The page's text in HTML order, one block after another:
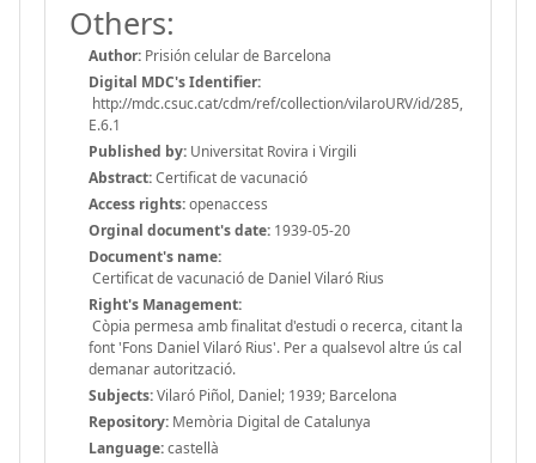
Others:
Author: Prisión celular de Barcelona
Digital MDC's Identifier:
http://mdc.csuc.cat/cdm/ref/collection/vilaroURV/id/285,
E.6.1
Published by: Universitat Rovira i Virgili
Abstract:Certificat de vacunació
Access rights:openaccess
Orginal document's date: 1939-05-20
Document's name:
Certificat de vacunació de Daniel Vilaró Rius
Right's Management:
Còpia permesa amb finalitat d'estudi o recerca, citant la
font 'Fons Daniel Vilaró Rius'. Per a qualsevol altre ús cal
demanar autorització.
Subjects:Vilaró Piñol, Daniel; 1939; Barcelona
Repository: Memòria Digital de Catalunya
Language:castellà